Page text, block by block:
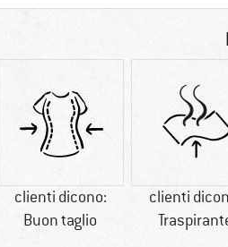
clienti dicono:
Buon taglio
clienti